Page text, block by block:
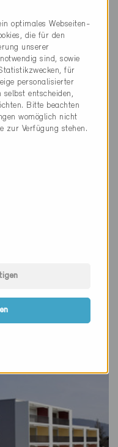
optimales Webseiten-
die für den
unserer
sind, sowie
für
personalisierter
selbst entscheiden,
Bitte beachten
womöglich nicht
zur Verfügung stehen.